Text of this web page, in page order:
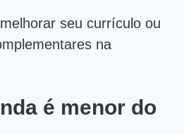
seu currículo ou
na
é menor do